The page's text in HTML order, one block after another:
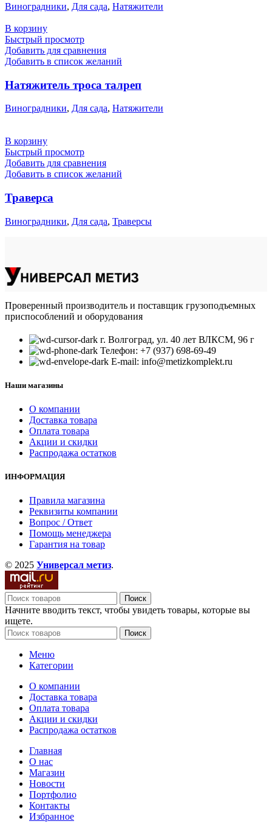
Виноградники, Для сада, Натяжители
В корзину
Быстрый просмотр
Добавить для сравнения
Добавить в список желаний
Натяжитель троса талреп
Виноградники, Для сада, Натяжители
В корзину
Быстрый просмотр
Добавить для сравнения
Добавить в список желаний
Траверса
Виноградники, Для сада, Траверсы
Проверенный производитель и поставщик грузоподъемных
приспособлений и оборудования
г. Волгоград, ул. 40 лет ВЛКСМ, 96 г
Телефон: +7 (937) 698-69-49
E-mail: info@metizkomplekt.ru
Наши магазины
О компании
Доставка товара
Оплата товара
Акции и скидки
Распродажа остатков
ИНФОРМАЦИЯ
Правила магазина
Реквизиты компании
Вопрос / Ответ
Помощь менеджера
Гарантия на товар
© 2025 Универсал метиз.
Поиск
Начните вводить текст, чтобы увидеть товары, которые вы
ищете.
Поиск
Меню
Категории
О компании
Доставка товара
Оплата товара
Акции и скидки
Распродажа остатков
Главная
О нас
Магазин
Новости
Портфолио
Контакты
Избранное